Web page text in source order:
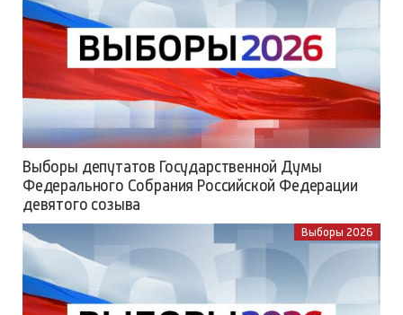
Выборы депутатов Государственной Думы
Федерального Собрания Российской Федерации
девятого созыва
Выборы 2026